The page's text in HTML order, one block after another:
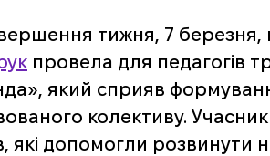
тижня, 7 березня,
провела для педагогів
який сприяв
колективу.
які допомогли розвинути